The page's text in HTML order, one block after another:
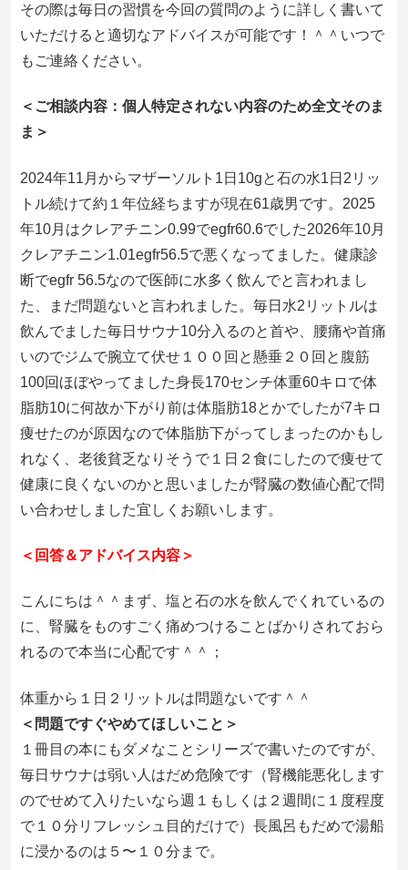
その際は毎日の習慣を今回の質問のように詳しく書いて
いただけると適切なアドバイスが可能です！＾＾いつで
もご連絡ください。
＜ご相談内容：個人特定されない内容のため全文そのま
ま＞
2024年11月からマザーソルト1日10gと石の水1日2リッ
トル続けて約１年位経ちますが現在61歳男です。2025
年10月はクレアチニン0.99でegfr60.6でした2026年10月
クレアチニン1.01egfr56.5で悪くなってました 。健康診
断でegfr 56.5なので医師に水多く飲んでと言われまし
た、まだ問題ないと言われました。毎日水2リットルは
飲んでました毎日サウナ10分入るのと首や、腰痛や首痛
いのでジムで腕立て伏せ１００回と懸垂２０回と腹筋
100回ほぼやってました身長170センチ体重60キロで体
脂肪10に何故か下がり前は体脂肪18とかでしたが7キロ
痩せたのが原因なので体脂肪下がってしまったのかもし
れなく
、老後貧乏なりそうで１日２食にしたので痩せて
健康に良くないのかと思いましたが腎臓の数値心配で問
い合わせしました宜しくお願いします。
＜回答＆アドバイス内容＞
こんにちは＾＾まず、塩と石の水を飲んでくれているの
に、腎臓をものすごく痛めつけることばかりされておら
れるので本当に心配です＾＾；
体重から１日２リットルは問題ないです＾＾
＜問題ですぐやめてほしいこと＞
１冊目の本にもダメなことシリーズで書いたのですが、
毎日サウナは弱い人はだめ危険です（腎機能悪化します
のでせめて入りたいなら週１もしくは２週間に１ 度程度
で１０分リフレッシュ目的だけで）長風呂もだめで湯船
に浸かるのは５〜１０分まで。